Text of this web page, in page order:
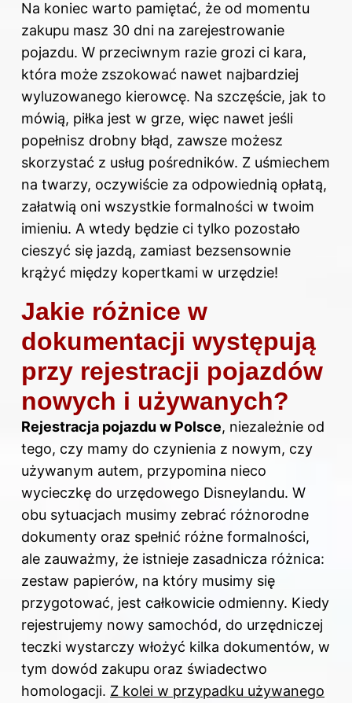
Na koniec warto pamiętać, że od momentu
zakupu masz 30 dni na zarejestrowanie
pojazdu. W przeciwnym razie grozi ci kara,
która może zszokować nawet najbardziej
wyluzowanego kierowcę. Na szczęście, jak to
mówią, piłka jest w grze, więc nawet jeśli
popełnisz drobny błąd, zawsze możesz
skorzystać z usług pośredników. Z uśmiechem
na twarzy, oczywiście za odpowiednią opłatą,
załatwią oni wszystkie formalności w twoim
imieniu. A wtedy będzie ci tylko pozostało
cieszyć się jazdą, zamiast bezsensownie
krążyć między kopertkami w urzędzie!
Jakie różnice w
dokumentacji występują
przy rejestracji pojazdów
nowych i używanych?
Rejestracja pojazdu w Polsce, niezależnie od
tego, czy mamy do czynienia z nowym, czy
używanym autem, przypomina nieco
wycieczkę do urzędowego Disneylandu. W
obu sytuacjach musimy zebrać różnorodne
dokumenty oraz spełnić różne formalności,
ale zauważmy, że istnieje zasadnicza różnica:
zestaw papierów, na który musimy się
przygotować, jest całkowicie odmienny. Kiedy
rejestrujemy nowy samochód, do urzędniczej
teczki wystarczy włożyć kilka dokumentów, w
tym dowód zakupu oraz świadectwo
homologacji. Z kolei w przypadku używanego